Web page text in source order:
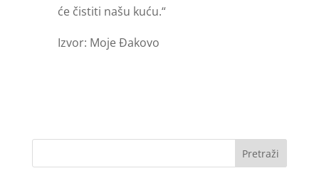
će čistiti našu kuću.“
Izvor: Moje Đakovo